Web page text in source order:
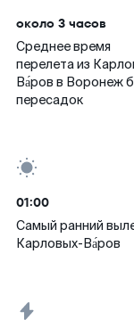
около 3 часов
Среднее время
перелета из
Ва́ров в Воронеж
пересадок
01:00
Самый ранний
Карловых-Ва́ров